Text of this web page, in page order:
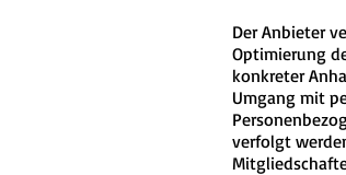
Der Anbieter
Optimierung
konkreter
Umgang mit
verfolgt